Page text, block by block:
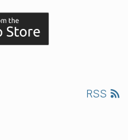
RSS